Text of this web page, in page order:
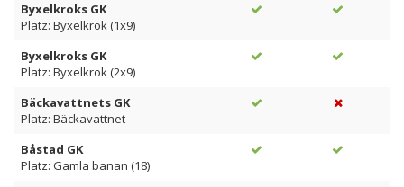
Byxelkroks GK
Platz: Byxelkrok (1x9)
Byxelkroks GK
Platz: Byxelkrok (2x9)
Bäckavattnets GK
Platz: Bäckavattnet
Båstad GK
Platz: Gamla banan (18)